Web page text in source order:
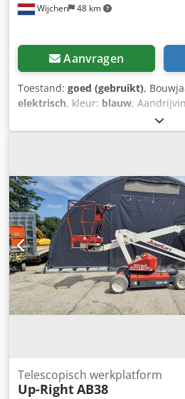
Wijchen 48 km
Aanvragen
Toestand: goed (gebruikt),
elektrisch, kleur: blauw,
cm CE-markering: ja Technische
goed Leveringsvoorwaarden: EXW
contact op met Vink Machinery
* 8,1 meter werkhoogte * 340 kg
eigen gewicht * Uittrekbaar
Telescopisch werkplatform
Up-RightAB38